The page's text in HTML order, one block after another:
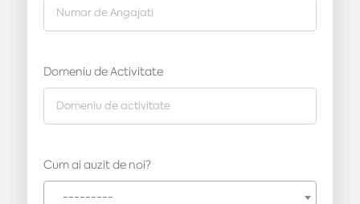
Domeniu de Activitate
Cum ai auzit de noi?
---------